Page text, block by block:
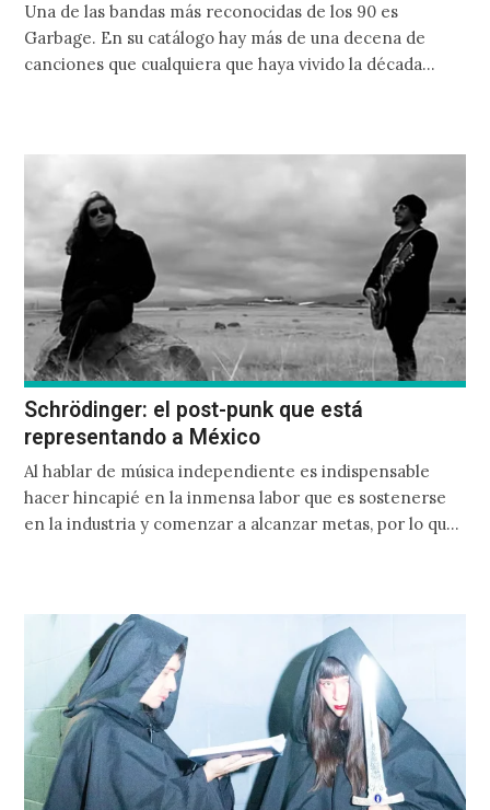
Una de las bandas más reconocidas de los 90 es
Garbage. En su catálogo hay más de una decena de
canciones que cualquiera que haya vivido la década
Steve Marker, son elementos que combinados han
trascendido el tiempo, y siguen sonando en el
subconsciente colectivo de todos los que les gusta la
llamada “música alternativa”.
Schrödinger: el post-punk que está
representando a México
Al hablar de música independiente es indispensable
hacer hincapié en la inmensa labor que es sostenerse
en la industria y comenzar a alcanzar metas, por lo que